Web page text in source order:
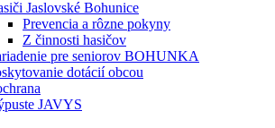
Jaslovské Bohunice
Prevencia a rôzne pokyny
Z činnosti hasičov
pre seniorov BOHUNKA
dotácií obcou
JAVYS